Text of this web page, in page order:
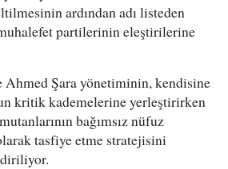
ardından adı listeden
partilerinin eleştirilerine
Ahmed Şara yönetiminin, kendisine
kritik kademelerine yerleştirirken
bağımsız nüfuz
tasfiye etme stratejisini